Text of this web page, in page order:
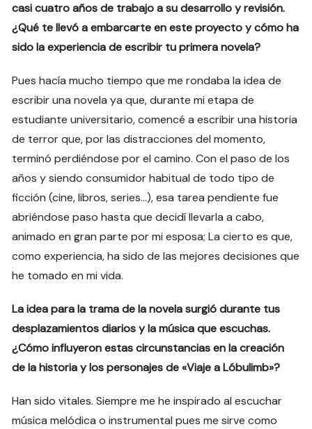
casi cuatro años de trabajo a su desarrollo y revisión.
¿Qué te llevó a embarcarte en este proyecto y cómo ha
sido la experiencia de escribir tu primera novela?
Pues hacía mucho tiempo que me rondaba la idea de
escribir una novela ya que, durante mi etapa de
estudiante universitario, comencé a escribir una historia
de terror que, por las distracciones del momento,
terminó perdiéndose por el camino. Con el paso de los
años y siendo consumidor habitual de todo tipo de
ficción (cine, libros, series…), esa tarea pendiente fue
abriéndose paso hasta que decidí llevarla a cabo,
animado en gran parte por mi esposa; La cierto es que,
como experiencia, ha sido de las mejores decisiones que
he tomado en mi vida.
La idea para la trama de la novela surgió durante tus
desplazamientos diarios y la música que escuchas.
¿Cómo influyeron estas circunstancias en la creación
de la historia y los personajes de «Viaje a Lóbulimb»?
Han sido vitales. Siempre me he inspirado al escuchar
música melódica o instrumental pues me sirve como